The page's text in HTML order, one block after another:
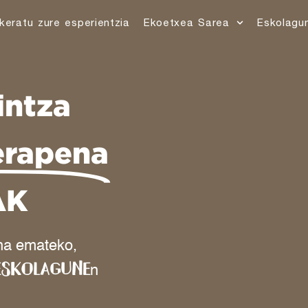
zure esperientzia Ekoetxea Sarea
emateko,
n